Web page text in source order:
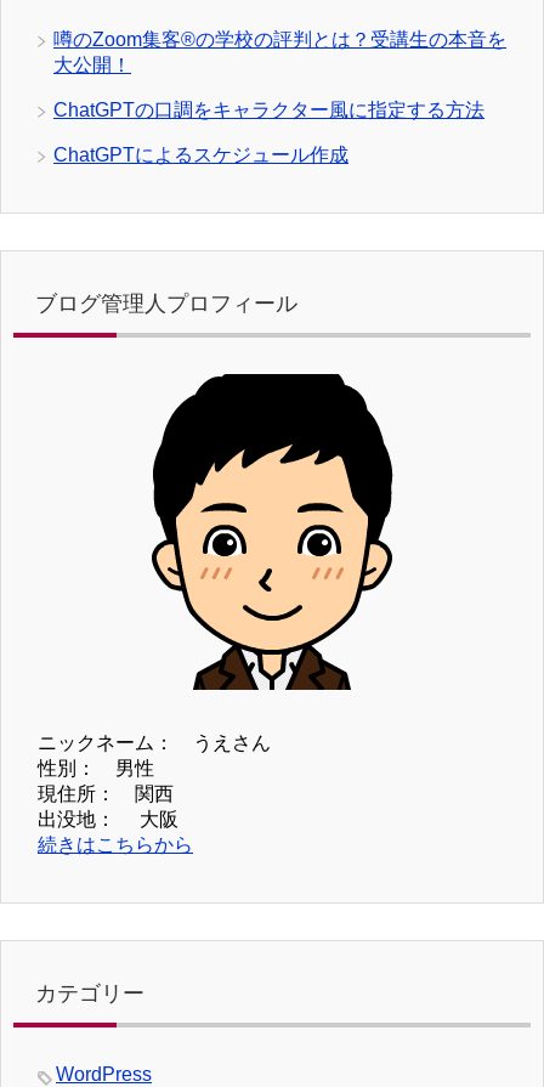
噂のZoom集客®の学校の評判とは？受講生の本音を
大公開！
ChatGPTの口調をキャラクター風に指定する方法
ChatGPTによるスケジュール作成
ブログ管理人プロフィール
ニックネーム： うえさん
性別： 男性
現住所： 関西
出没地： 大阪
続きはこちらから
カテゴリー
WordPress